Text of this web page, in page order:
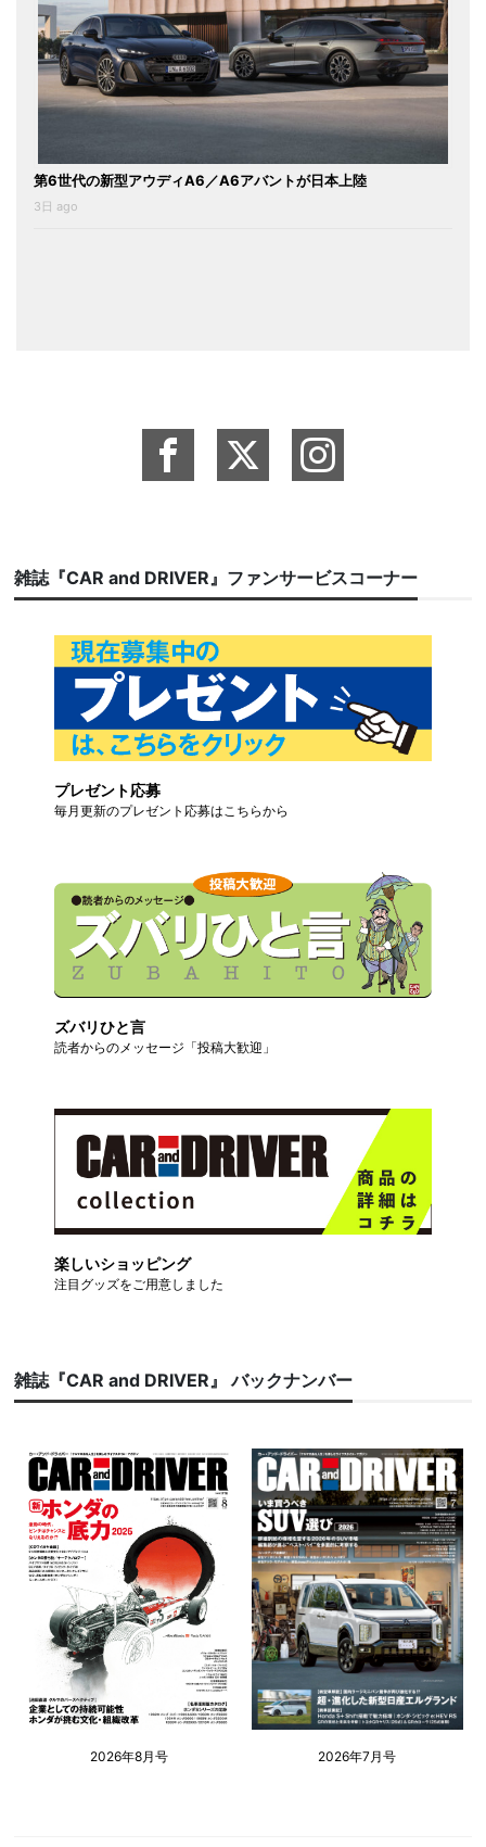
第6世代の新型アウディA6／A6アバントが日本上陸
3日 ago
雑誌『CAR and DRIVER』ファンサービスコーナー
プレゼント応募
毎月更新のプレゼント応募はこちらから
ズバリひと言
読者からのメッセージ「投稿大歓迎」
楽しいショッピング
注目グッズをご用意しました
雑誌『CAR and DRIVER』 バックナンバー
2026年8月号 2026年7月号